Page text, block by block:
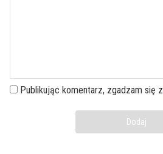
Publikując komentarz, zgadzam się z
Dodaj